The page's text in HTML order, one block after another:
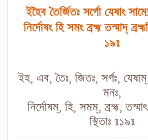
ইহৈব তৈর্জিতঃ সর্গো যেষাং
নির্দোষং হি সমং ব্রহ্ম তস্মাদ্
১৯॥
ইহ, এব, তৈঃ, জিতঃ, সর্গঃ,
মনঃ,
নির্দোষম্, হি, সমম্, ব্রহ্ম,
স্থিতাঃ ॥১৯॥